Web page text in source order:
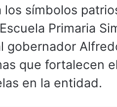
símbolos
Primaria
gobernador
que fortalecen
en la entidad.